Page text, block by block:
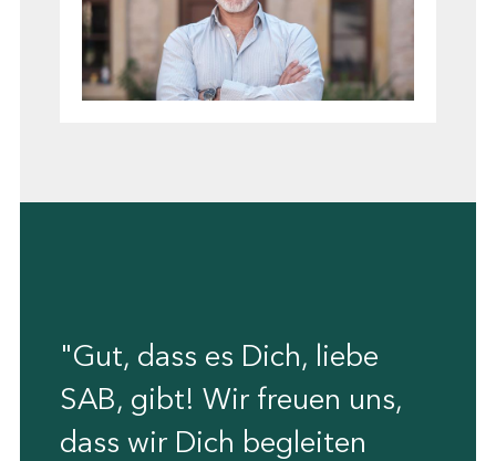
"Gut, dass es Dich, liebe
SAB, gibt! Wir freuen uns,
dass wir Dich begleiten